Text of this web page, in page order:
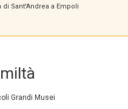
Sant'Andrea a Empoli
Grandi Musei